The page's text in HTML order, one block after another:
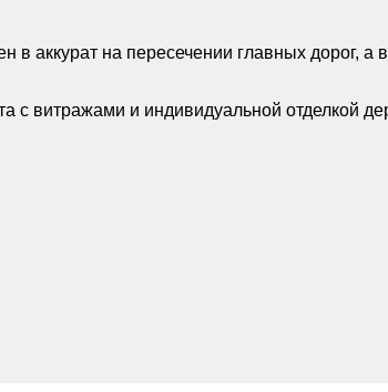
аккурат на пересечении главных дорог, а
с витражами и индивидуальной отделкой